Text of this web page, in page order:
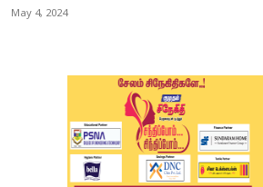
May 4, 2024